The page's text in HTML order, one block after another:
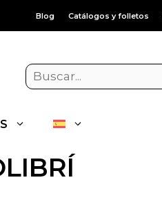
Blog Catálogos y folletos